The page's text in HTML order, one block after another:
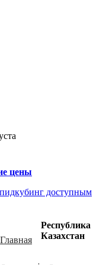
цены
доступным
Главная
Республика
Казахстан